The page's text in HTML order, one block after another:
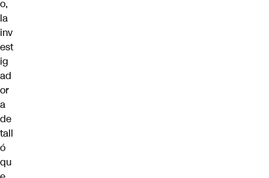
o,
la
inv
est
ig
ad
or
a
de
tall
ó
qu